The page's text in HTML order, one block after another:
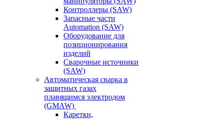
Контроллеры (SAW)
Запасные части
Automation (SAW)
Оборудование для
позиционирования
изделий
Сварочные источники
(SAW)
Автоматическая сварка в
защитных газах
плавящимся электродом
(GMAW)
Каретки,